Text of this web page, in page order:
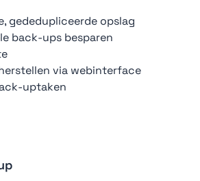
gededupliceerde opslag
back-ups besparen
via webinterface
uptaken